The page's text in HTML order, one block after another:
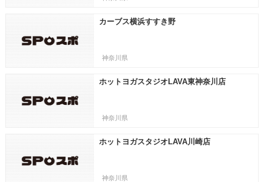
カーブス横浜すすき野
神奈川県
ホットヨガスタジオLAVA東神奈川店
神奈川県
ホットヨガスタジオLAVA川崎店
神奈川県